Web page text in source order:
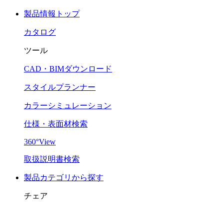
製品情報トップ
カタログ
ツール
CAD・BIMダウンロード
スタイルプランナー
カラーシミュレーション
仕様・表面材検索
360°View
取扱説明書検索
製品カテゴリから探す
チェア